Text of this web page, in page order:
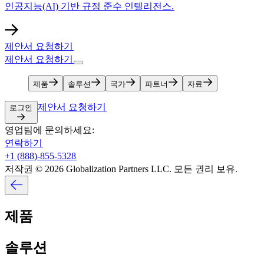
인공지능(AI) 기반 규정 준수 인텔리전스.​​
제안서 요청하기​​
제안서 요청하기​​
제품​​ 솔루션​​ 국가​​ 파트너​​ 자료​​
로그인​​ 제안서 요청하기​​
영업팀에 문의하세요:​​
연락하기​​
+1 (888)-855-5328​​
저작권 © 2026 Globalization Partners LLC. 모든 권리 보유.​​
제품​​
솔루션​​